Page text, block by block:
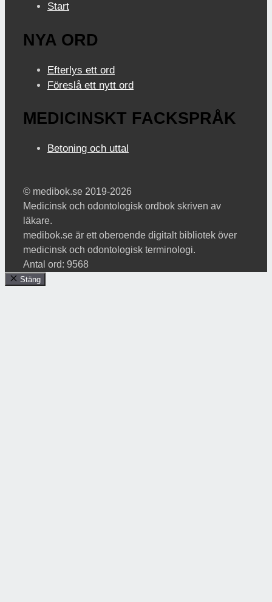
Start
NYA ORD
Efterlys ett ord
Föreslå ett nytt ord
MEDICINSKT FACKSPRÅK
Betoning och uttal
© medibok.se 2019-2026
Medicinsk och odontologisk ordbok skriven av
läkare.
medibok.se är ett oberoende digitalt bibliotek över
medicinsk och odontologisk terminologi.
Antal ord: 9568
Stäng